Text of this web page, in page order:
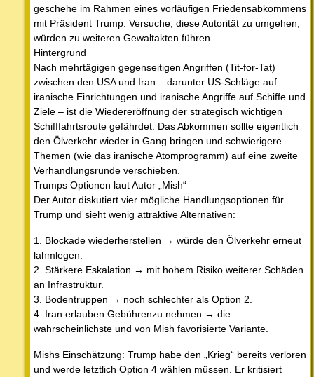
geschehe im Rahmen eines vorläufigen Friedensabkommens
mit Präsident Trump. Versuche, diese Autorität zu umgehen,
würden zu weiteren Gewaltakten führen.
Hintergrund
Nach mehrtägigen gegenseitigen Angriffen (Tit-for-Tat)
zwischen den USA und Iran – darunter US-Schläge auf
iranische Einrichtungen und iranische Angriffe auf Schiffe und
Ziele – ist die Wiedereröffnung der strategisch wichtigen
Schifffahrtsroute gefährdet. Das Abkommen sollte eigentlich
den Ölverkehr wieder in Gang bringen und schwierigere
Themen (wie das iranische Atomprogramm) auf eine zweite
Verhandlungsrunde verschieben.
Trumps Optionen laut Autor „Mish“
Der Autor diskutiert vier mögliche Handlungsoptionen für
Trump und sieht wenig attraktive Alternativen:
1. Blockade wiederherstellen → würde den Ölverkehr erneut
lahmlegen.
2. Stärkere Eskalation → mit hohem Risiko weiterer Schäden
an Infrastruktur.
3. Bodentruppen → noch schlechter als Option 2.
4. Iran erlauben Gebührenzu nehmen → die
wahrscheinlichste und von Mish favorisierte Variante.
Mishs Einschätzung: Trump habe den „Krieg“ bereits verloren
und werde letztlich Option 4 wählen müssen. Er kritisiert